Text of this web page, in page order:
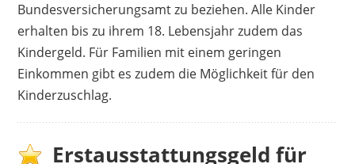
Bundesversicherungsamt zu beziehen. Alle Kinder
erhalten bis zu ihrem 18. Lebensjahr zudem das
Kindergeld. Für Familien mit einem geringen
Einkommen gibt es zudem die Möglichkeit für den
Kinderzuschlag.
Erstausstattungsgeld für